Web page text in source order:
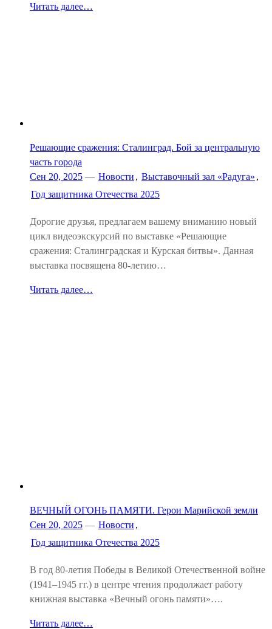
Читать далее…
Решающие сражения: Сталинград. Бой за центральную
часть города
Сен 20, 2025 — Новости , Выставочный зал «Радуга» ,
Год защитника Отечества 2025
Дорогие друзья, предлагаем вашему вниманию новый
цикл видеоэкскурсий по выставке «Решающие
сражения: Сталинградская и Курская битвы». Данная
выставка посвящена 80-летию…
Читать далее…
ВЕЧНЫЙ ОГОНЬ ПАМЯТИ. Герои Марийской земли
Сен 20, 2025 — Новости ,
Год защитника Отечества 2025
В год 80-летия Победы в Великой Отечественной войне
(1941–1945 гг.) в центре чтения продолжает работу
книжная выставка «Вечный огонь памяти»….
Читать далее…